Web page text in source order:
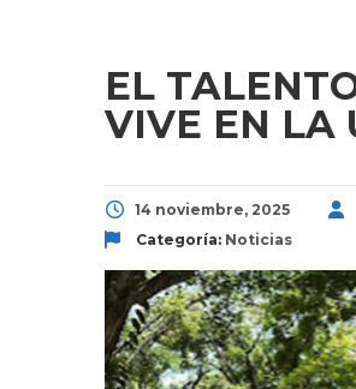
EL
VIVE EN LA
14 noviembre, 2025
Categoría: Noticias